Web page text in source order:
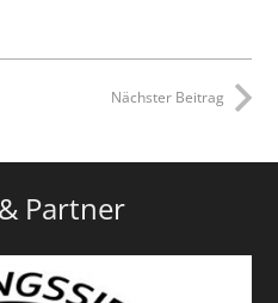
Nächster Beitrag
Partner